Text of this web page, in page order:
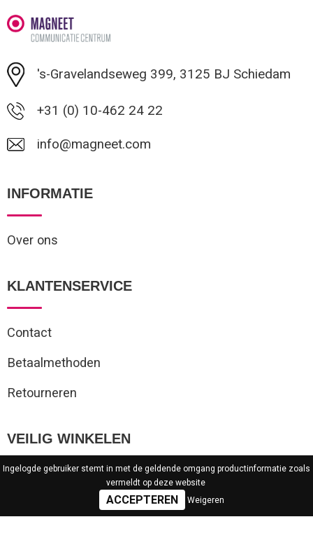
Minimale afname: 50
's-Gravelandseweg 399, 3125 BJ Schiedam
+31 (0) 10-462 24 22
info@magneet.com
INFORMATIE
Over ons
KLANTENSERVICE
Contact
Betaalmethoden
Retourneren
VEILIG WINKELEN
Algemene voorwaarden
Privacyverklaring
Ingelogde gebruiker stemt in met de geldende omgang productinformatie zoals
vermeldt op deze website
Weigeren